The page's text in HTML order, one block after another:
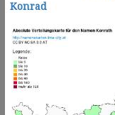
Konrad